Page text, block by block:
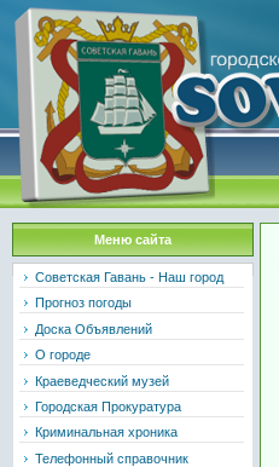
Меню сайта
Советская Гавань - Наш город
Прогноз погоды
Доска Объявлений
О городе
Краеведческий музей
Городская Прокуратура
Криминальная хроника
Телефонный справочник